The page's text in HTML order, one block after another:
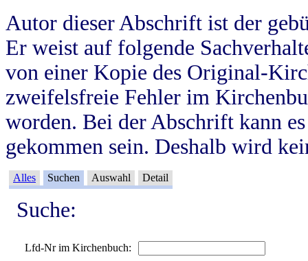
Autor dieser Abschrift ist der
Er weist auf folgende
von einer Kopie des Original-
zweifelsfreie Fehler im
worden. Bei der Abschrift kann
gekommen sein. Deshalb wird
Alles Suchen Auswahl Detail
Suche:
Lfd-Nr im Kirchenbuch: